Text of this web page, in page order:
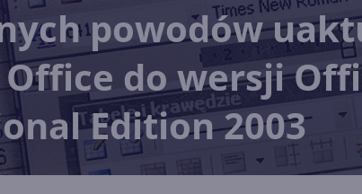
powodów
do wersji
Edition 2003